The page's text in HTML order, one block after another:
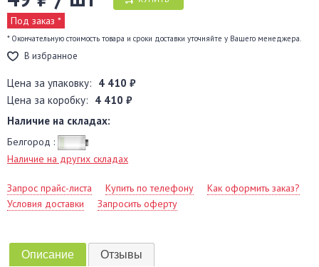
Под заказ *
* Окончательную стоимость товара и сроки доставки уточняйте у Вашего менеджера.
В избранное
Цена за упаковку: 4 410 ₽
Цена за коробку: 4 410 ₽
Наличие на складах:
Белгород :
Наличие на других складах
Запрос прайс-листа Купить по телефону
Как оформить заказ?
Условия доставки
Запросить оферту
Описание Отзывы